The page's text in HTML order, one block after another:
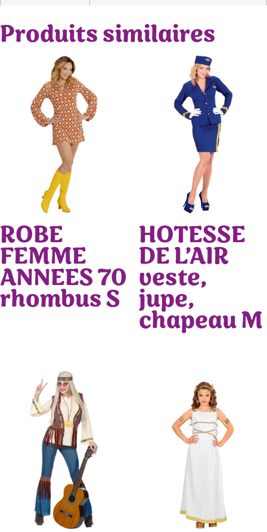
Produits similaires
ROBE
FEMME
ANNEES 70
rhombus S
HOTESSE
DE L’AIR
veste,
jupe,
chapeau M